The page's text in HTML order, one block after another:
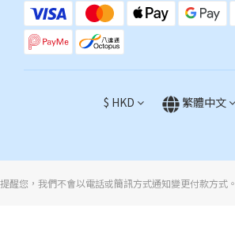
$ HKD 繁體中文
提醒您，我們不會以電話或簡訊方式通知變更付款方式。